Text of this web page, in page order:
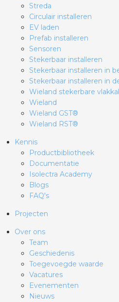
Streda
Circulair installeren
EV laden
Prefab installeren
Sensoren
Stekerbaar installeren
Stekerbaar installeren in
Stekerbaar installeren in
Wieland stekerbare
Wieland
Wieland GST®
Wieland RST®
Kennis
Productbibliotheek
Documentatie
Isolectra Academy
Blogs
FAQ's
Projecten
Over ons
Team
Geschiedenis
Toegevoegde waarde
Vacatures
Evenementen
Nieuws